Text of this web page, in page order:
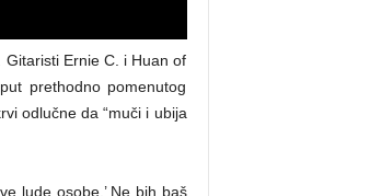
Ernie C. i Huan of
prethodno pomenutog
odlučne da “muči i ubija
lude osobe.’ Ne bih baš